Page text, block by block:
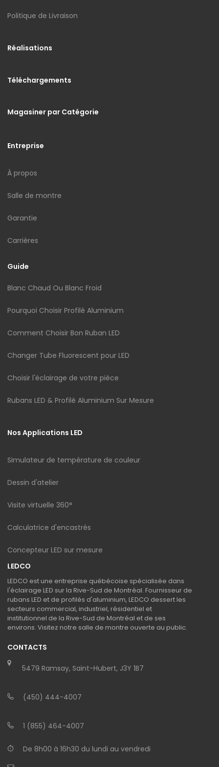
Politique de Livraison
Réalisations
Téléchargements
Magasiner par Catégorie
Entreprise
À propos
Salle de montre
Garantie
Carrières
Guide
Blanc Chaud Ou Blanc Froid
Pourquoi Choisir Profilé Aluminium
Comment Choisir Bon Ruban LED
Changer Tube Fluorescent pour LED
Choisir l'éclairage de votre pièce
Rubans LED & Profilé Aluminium Sur Mesure
Nos Applications LED
Simulateur de température de couleur
Dessin d'atelier
Visite virtuelle 360°
Calculatrice d'encastrés
Concepteur LED sur mesure
LEDCO
LEDCO est une entreprise québécoise spécialisée dans
l'éclairage LED sur la Rive-Sud de Montréal. Fournisseur de
rubans LED et de profilés d'aluminium, LEDCO dessert les
secteurs commercial, industriel, résidentiel et
institutionnel de la Rive-Sud de Montréal et de ses
environs. Visitez notre salle de montre ouverte au public.
CONTACTS
5479 Ramsay, Saint-Hubert, J3Y 1B7
(450) 444-4007
1 (855) 464-4007
De 8h00 à 16h30 du lundi au vendredi